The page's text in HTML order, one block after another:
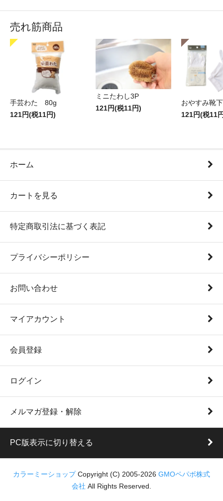
売れ筋商品
手芸わた 80g
121円(税11円)
ミニたわし3P
121円(税11円)
おやすみ靴下
121円(税11
ホーム
カートを見る
特定商取引法に基づく表記
プライバシーポリシー
お問い合わせ
マイアカウント
会員登録
ログイン
メルマガ登録・解除
PC版表示に切り替える
カラーミーショップ Copyright (C) 2005-2026 GMOペパボ株式
会社 All Rights Reserved.